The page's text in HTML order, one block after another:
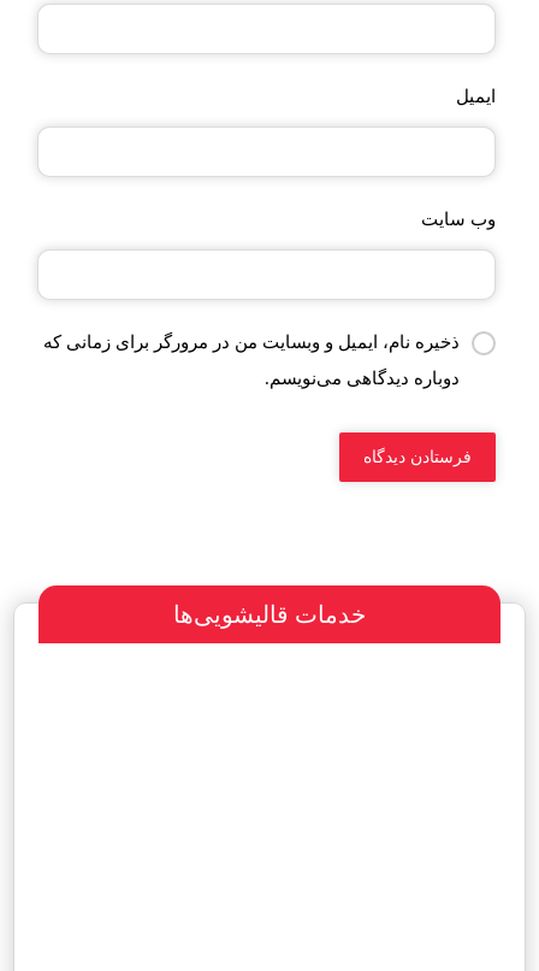
ایمیل
وب‌ سایت
ذخیره نام، ایمیل و وبسایت من در مرورگر برای زمانی که
دوباره دیدگاهی می‌نویسم.
خدمات قالیشویی‌ها